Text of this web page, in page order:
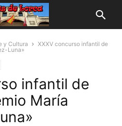
y Cultura
XXXV concurso infantil de
Luna»
infantil de
María